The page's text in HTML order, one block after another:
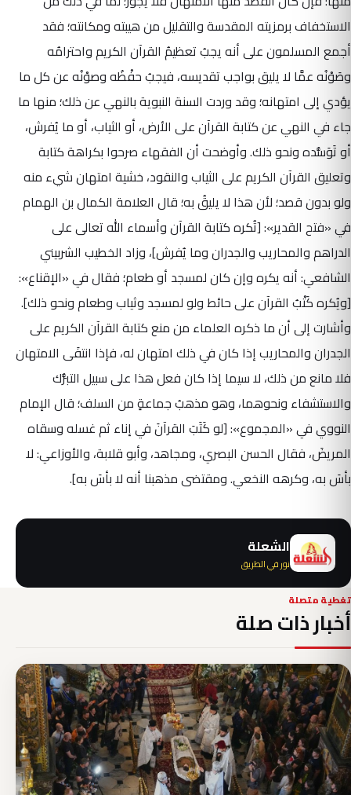
الاستخفاف برمزيته المقدسة والتقليل من هيبته ومكانته؛ فقد
أجمع المسلمون على أنه يجبُ تعظيمُ القرآن الكريم واحترامُه
وصَوْنُه عمَّا لا يليق بواجب تقديسه، فيجبُ حفْظُه وصوْنُه عن كل ما
يؤدي إلى امتهانه؛ وقد وردت السنة النبوية بالنهي عن ذلك؛ منها ما
جاء في النهي عن كتابة القرآن على الأرض، أو الثياب، أو ما يُفرش،
أو تَوَسُّده ونحو ذلك. وأوضحت أن الفقهاء صرحوا بكراهة كتابة
وتعليق القرآن الكريم على الثياب والنقود، خشية امتهان شيء منه
ولو بدون قصد؛ لأن هذا لا يليقُ به؛ قال العلامة الكمال بن الهمام
في «فتح القدير»: [تُكره كتابة القرآن وأسماء الله تعالى على
الدراهم والمحاريب والجدران وما يُفرش]، وزاد الخطيب الشربيني
الشافعي: أنه يكره وإن كان لمسجد أو طعام؛ فقال في «الإقناع»:
[ويُكره كَتْبُ القرآن على حائط ولو لمسجد وثياب وطعام ونحو ذلك].
وأشارت إلى أن ما ذكره العلماء من منع كتابة القرآن الكريم على
الجدران والمحاريب إذا كان في ذلك امتهان له، فإذا انتفَى الامتهان
فلا مانع من ذلك، لا سيما إذا كان فعل هذا على سبيل التبرُّك
والاستشفاء ونحوهما، وهو مذهبُ جماعةٍ من السلف؛ قال الإمام
النووي في «المجموع»: [لو كَتَبَ القرآنَ في إناء ثم غسله وسقاه
المريضَ، فقال الحسن البصري، ومجاهد، وأبو قلابة، والأوزاعي: لا
بأسَ به، وكرهه النخعي. ومقتضى مذهبنا أنه لا بأسَ به].
الشعلة
نور في الطريق
تغطية متصلة
أخبار ذات صلة